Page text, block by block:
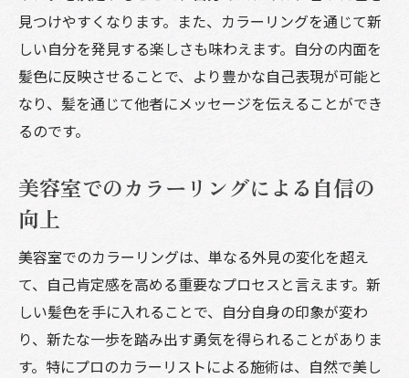
ット
トレンドカラーの挑戦の仕方
季節ごとのトレンドカラーを楽しむ方法
プロが教えるカラーの組み合わせテクニッ
美容室でのトレンドカラーの似合わせ術
トレンドカラーを取り入れた新しい自分探
見つけやすくなります。また、カラーリングを通じて新
しい自分を発見する楽しさも味わえます。自分の内面を
髪色に反映させることで、より豊かな自己表現が可能と
なり、髪を通じて他者にメッセージを伝えることができ
るのです。
美容室でのカラーリングによる自信の
向上
美容室でのカラーリングは、単なる外見の変化を超え
て、自己肯定感を高める重要なプロセスと言えます。新
しい髪色を手に入れることで、自分自身の印象が変わ
り、新たな一歩を踏み出す勇気を得られることがありま
す。特にプロのカラーリストによる施術は、自然で美し